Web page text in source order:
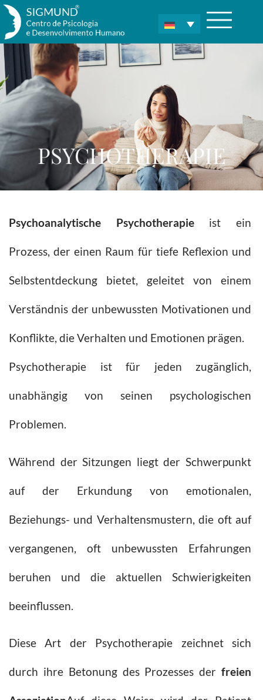
PSYCHOTHERAPIE
Psychoanalytische Psychotherapieist ein
Prozess, der einen Raum für tiefe Reflexion und
Selbstentdeckung bietet, geleitet von einem
Verständnis der unbewussten Motivationen und
Konflikte, die Verhalten und Emotionen prägen.
Psychotherapie ist für jeden zugänglich,
unabhängig von seinen psychologischen
Problemen.
Während der Sitzungen liegt der Schwerpunkt
auf der Erkundung von emotionalen,
Beziehungs- und Verhaltensmustern, die oft auf
vergangenen, oft unbewussten Erfahrungen
beruhen und die aktuellen Schwierigkeiten
beeinflussen.
Diese Art der Psychotherapie zeichnet sich
durch ihre Betonung des Prozesses der freien